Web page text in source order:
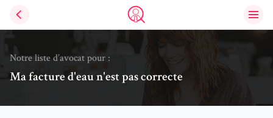
Trouve un avocat
Notre liste d’avocat pour :
Ma facture d'eau n'est pas correcte